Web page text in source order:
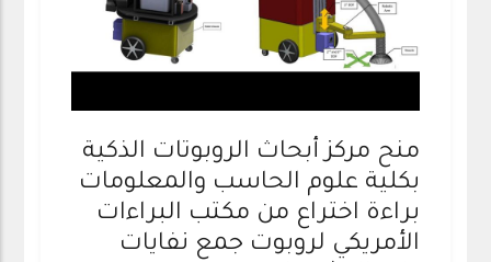
منح مركز أبحاث الروبوتات الذكية
بكلية علوم الحاسب والمعلومات
براءة اختراع من مكتب البراءات
الأمريكي لروبوت جمع نفايات